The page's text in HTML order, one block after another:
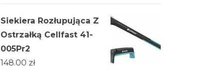
Siekiera Rozłupująca Z
Ostrzałką Cellfast 41-
005Pr2
148.00 zł